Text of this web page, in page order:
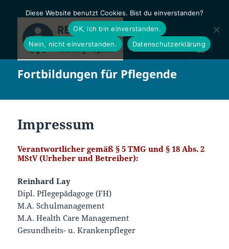
Fortbildungen für Pflegende
Impressum
Verantwortlicher gemäß § 5 TMG und § 18 Abs. 2
MStV (Urheber und Betreiber):
Reinhard Lay
Dipl. Pflegepädagoge (FH)
M.A. Schulmanagement
M.A. Health Care Management
Gesundheits- u. Krankenpfleger
Diese Website benutzt Cookies. Bist du einverstanden?
OK, ich bin einverstanden.
Nein, nicht einverstanden.
Datenschutzerklärung